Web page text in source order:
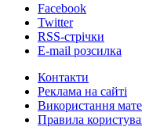
Facebook
Twitter
RSS-стрічки
E-mail розсилка
Контакти
Реклама на сайті
Використання
Правила